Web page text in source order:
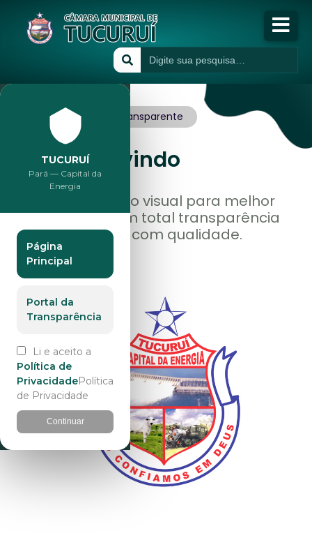
A Câmara
Publicações
Transparência
Atividades
TUCURUÍ
Pará — Capital da
Energia
Página
Principal
Portal da
Transparência
Li e aceito a
Política de
PrivacidadePolítica
de Privacidade
Continuar
Governo Transparente
SejaBem vindo
Estamos de novo visual para melhor
lhe atender, com total transparência
servindo a você com qualidade.